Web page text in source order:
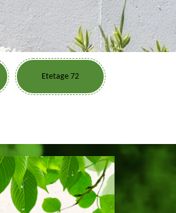
Etetage 72